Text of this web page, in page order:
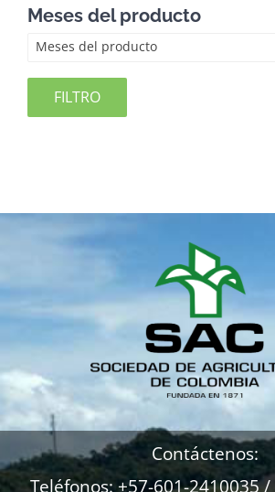
Meses del producto
Meses del producto
FILTRO
Contáctenos:
Teléfonos: +57-601-2410035